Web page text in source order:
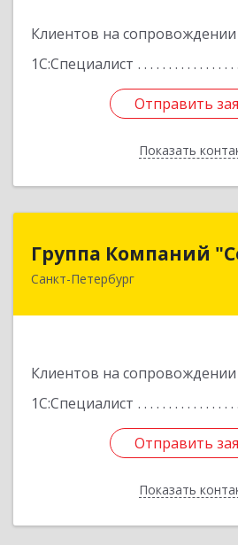
Клиентов на сопровождении
1С:Специалист
Отправить
Показать
Отправить
Назад
Группа Компаний
Санкт-Петербург
Клиентов на сопровождении
1С:Специалист
Отправить
Показать
Группа Компаний
195112, Санкт-Петербург
Отправить
Назад